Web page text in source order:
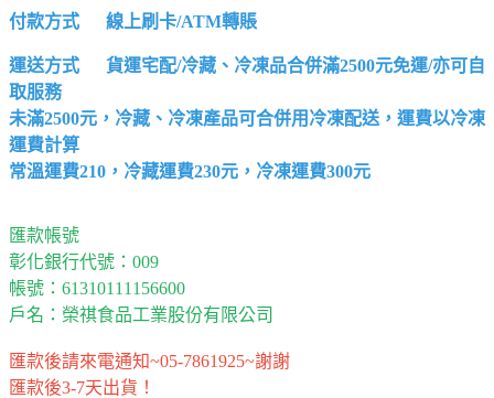
付款方式 線上刷卡/ATM轉賬
運送方式 貨運宅配/冷藏、冷凍品合併滿2500元免運/亦可自
取服務
未滿2500元，冷藏、冷凍產品可合併用冷凍配送，運費以冷凍
運費計算
常溫運費210，冷藏運費230元，冷凍運費300元
匯款帳號
彰化銀行代號 ： 009
帳號 ： 61310111156600
戶名 ： 榮祺食品工業股份有限公司
匯款後請來電通知~05-7861925~謝謝
匯款後3-7天出貨！